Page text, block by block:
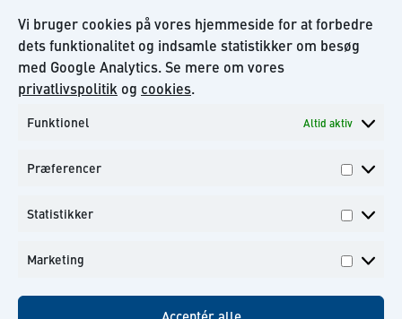
Vi bruger cookies på vores hjemmeside for at forbedre
dets funktionalitet og indsamle statistikker om besøg
med Google Analytics. Se mere om vores
privatlivspolitik og cookies.
Funktionel Altid aktiv
Præferencer
Statistikker
Marketing
Our Promise to the Environment
INFORMATION
Om KiiltoClean A/S
Kontakt